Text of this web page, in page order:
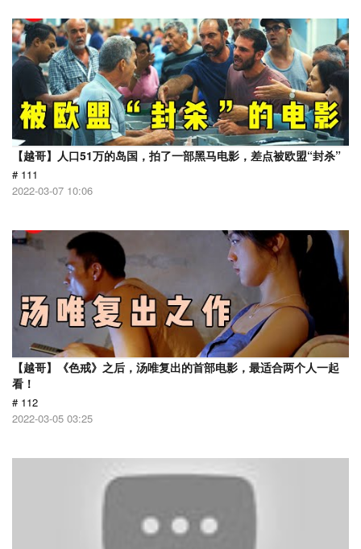
【越哥】人口51万的岛国，拍了一部黑马电影，差点被欧盟“封杀”
# 111
2022-03-07 10:06
【越哥】《色戒》之后，汤唯复出的首部电影，最适合两个人一起
看！
# 112
2022-03-05 03:25